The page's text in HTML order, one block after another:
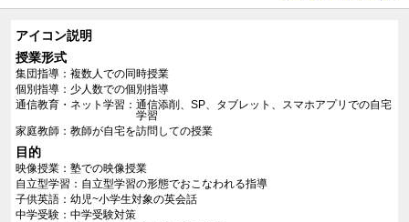
アイコン説明
授業形式
集団指導
複数人での同時授業
個別指導
少人数での個別指導
通信教育・ネット学習
通信添削、SP、タブレット、スマホアプリでの自宅
学習
家庭教師
教師が自宅を訪問しての授業
目的
映像授業
塾での映像授業
自立型学習
自立型学習の形態でおこなわれる指導
子供英語
幼児~小学生対象の英会話
中学受験
中学受験対策